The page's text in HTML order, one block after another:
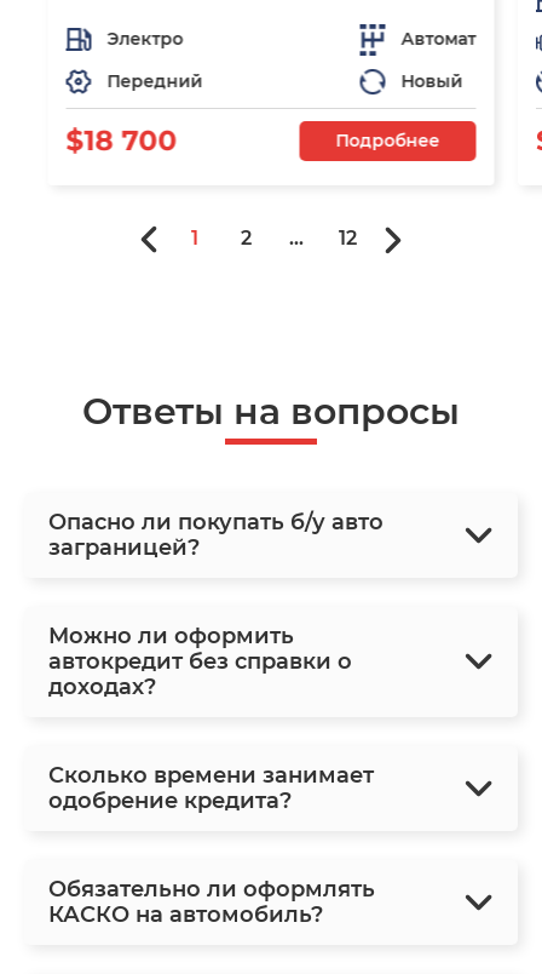
Электро
Автомат
Передний
Новый
$18 700 Подробнее
1 2 ... 12
Ответы на вопросы
Опасно ли покупать б/у авто
заграницей?
Можно ли оформить
автокредит без справки о
доходах?
Сколько времени занимает
одобрение кредита?
Обязательно ли оформлять
КАСКО на автомобиль?